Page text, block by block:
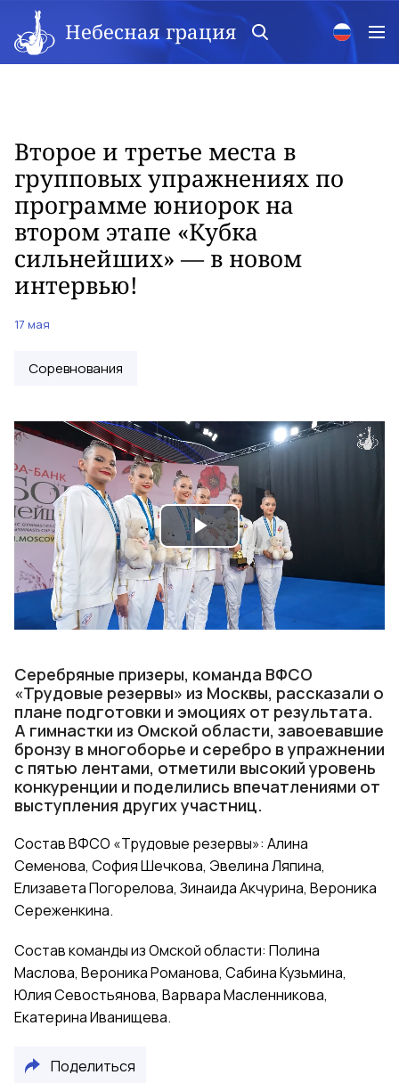
Небесная грация
Второе и третье места в
групповых упражнениях по
программе юниорок на
втором этапе «Кубка
сильнейших» — в новом
интервью!
17 мая
Соревнования
Play
Video
Серебряные призеры, команда ВФСО
«Трудовые резервы» из Москвы, рассказали о
плане подготовки и эмоциях от результата.
А гимнастки из Омской области, завоевавшие
бронзу в многоборье и серебро в упражнении
с пятью лентами, отметили высокий уровень
конкуренции и поделились впечатлениями от
выступления других участниц.
Состав ВФСО «Трудовые резервы»: Алина
Семенова, София Шечкова, Эвелина Ляпина,
Елизавета Погорелова, Зинаида Акчурина, Вероника
Сереженкина.
Состав команды из Омской области: Полина
Маслова, Вероника Романова, Сабина Кузьмина,
Юлия Севостьянова, Варвара Масленникова,
Екатерина Иванищева.
Поделиться